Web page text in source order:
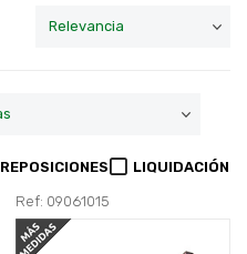
REPOSICIONES LIQUIDACIÓN
Ref: 09061015